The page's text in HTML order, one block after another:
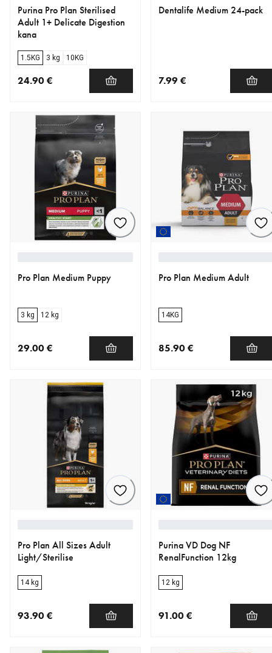
Purina Pro Plan Sterilised
Adult 1+ Delicate Digestion
kana
1.5KG 3 kg 10KG
24.90 €
Dentalife Medium 24-pack
7.99 €
Pro Plan Medium Puppy
3 kg 12 kg
29.00 €
Pro Plan Medium Adult
14KG
85.90 €
Pro Plan All Sizes Adult
Light/Sterilise
14 kg
93.90 €
Purina VD Dog NF
RenalFunction 12kg
12 kg
91.00 €